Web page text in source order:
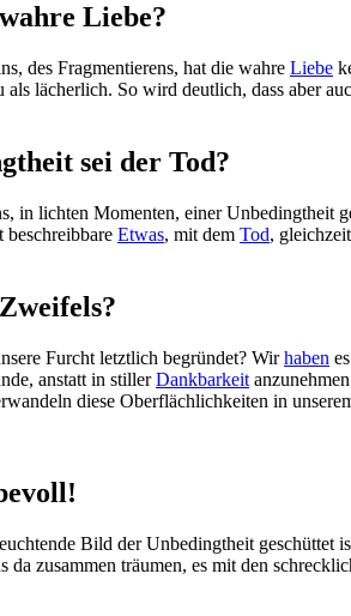
Liebe?
des Fragmentierens, hat die wahre Liebe
als lächerlich. So wird deutlich, dass aber
sei der Tod?
in lichten Momenten, einer Unbedingtheit
Etwas, mit dem Tod,
Furcht letztlich begründet? Wirhaben
anstatt in stillerDankbarkeit
diese Oberflächlichkeiten in
Bild der Unbedingtheit
da zusammen träumen, es mit den